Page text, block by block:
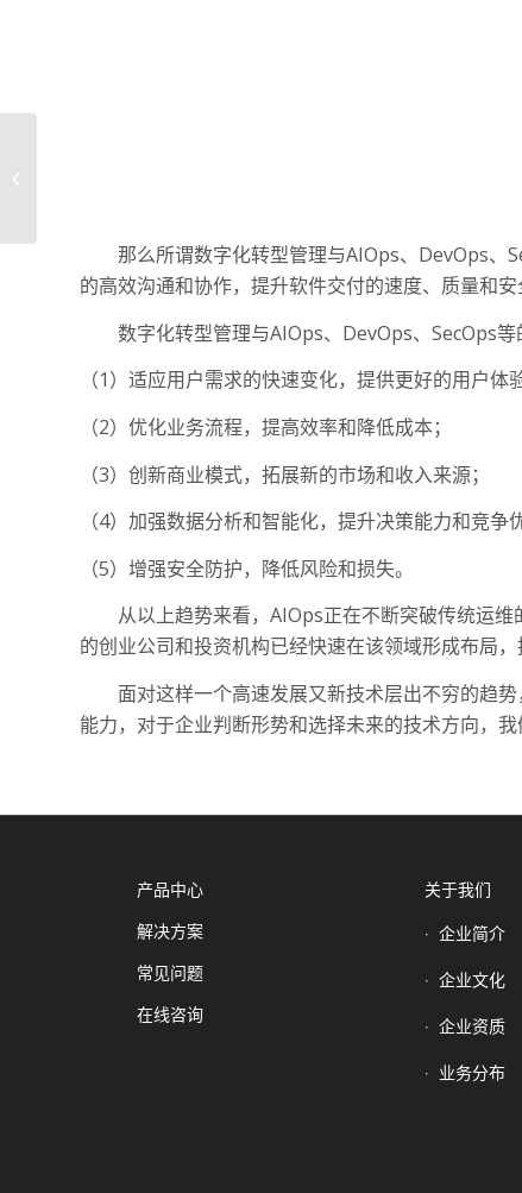
那么所谓数字化转型管理与AIOps、DevOps、
的高效沟通和协作，提升软件交付的速度、质量和
数字化转型管理与AIOps、DevOps、SecOps
（1）适应用户需求的快速变化，提供更好的用户体
（2）优化业务流程，提高效率和降低成本；
（3）创新商业模式，拓展新的市场和收入来源；
（4）加强数据分析和智能化，提升决策能力和竞争
（5）增强安全防护，降低风险和损失。
从以上趋势来看，AIOps正在不断突破传统运
的创业公司和投资机构已经快速在该领域形成布局
面对这样一个高速发展又新技术层出不穷的趋
能力，对于企业判断形势和选择未来的技术方向，
产品中心
解决方案
常见问题
在线咨询
关于我们
企业简介
企业文化
企业资质
业务分布